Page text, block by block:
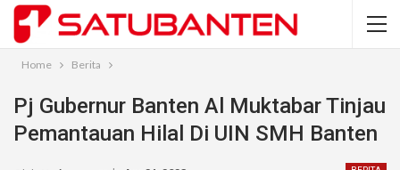
Home Berita
Pj Gubernur Banten Al Muktabar Tinjau
Pemantauan Hilal Di UIN SMH Banten